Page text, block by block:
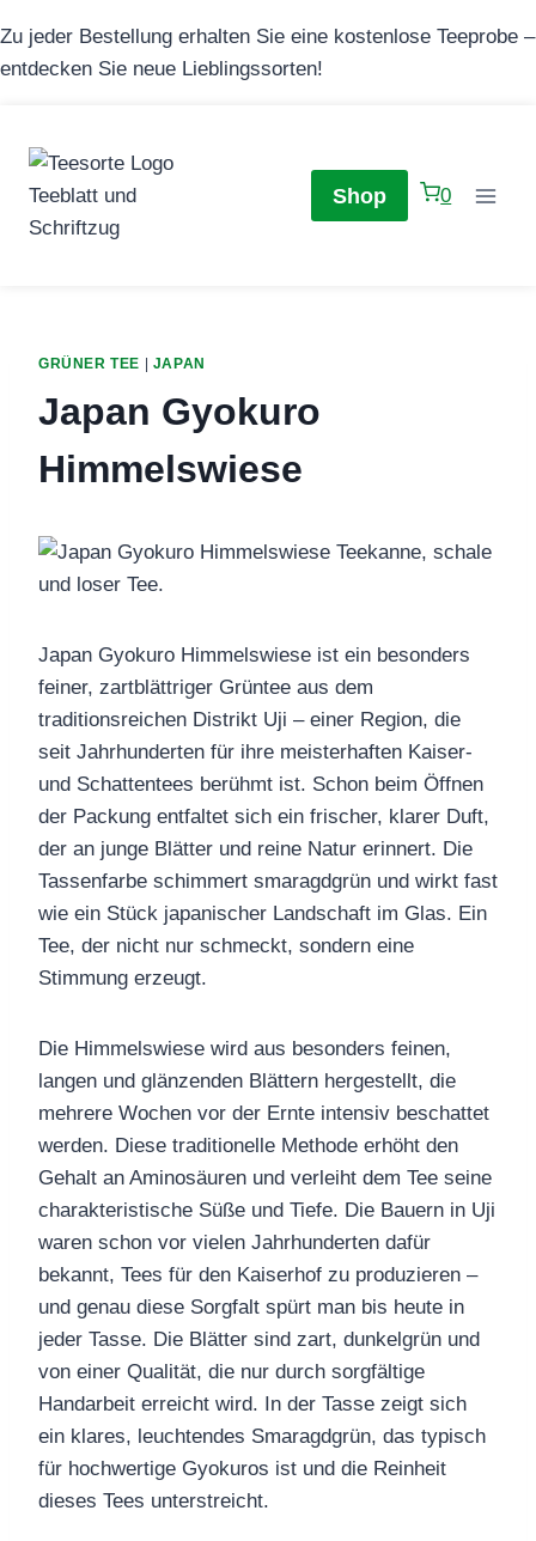
Inhalt
springen
Zu jeder Bestellung erhalten Sie eine kostenlose Teeprobe –
entdecken Sie neue Lieblingssorten!
Shop 0
GRÜNER TEE JAPAN
Japan Gyokuro
Himmelswiese
Japan Gyokuro Himmelswiese ist ein besonders
feiner, zartblättriger Grüntee aus dem
traditionsreichen Distrikt Uji – einer Region, die
seit Jahrhunderten für ihre meisterhaften Kaiser‑
und Schattentees berühmt ist. Schon beim Öffnen
der Packung entfaltet sich ein frischer, klarer Duft,
der an junge Blätter und reine Natur erinnert. Die
Tassenfarbe schimmert smaragdgrün und wirkt fast
wie ein Stück japanischer Landschaft im Glas. Ein
Tee, der nicht nur schmeckt, sondern eine
Stimmung erzeugt.
Die Himmelswiese wird aus besonders feinen,
langen und glänzenden Blättern hergestellt, die
mehrere Wochen vor der Ernte intensiv beschattet
werden. Diese traditionelle Methode erhöht den
Gehalt an Aminosäuren und verleiht dem Tee seine
charakteristische Süße und Tiefe. Die Bauern in Uji
waren schon vor vielen Jahrhunderten dafür
bekannt, Tees für den Kaiserhof zu produzieren –
und genau diese Sorgfalt spürt man bis heute in
jeder Tasse. Die Blätter sind zart, dunkelgrün und
von einer Qualität, die nur durch sorgfältige
Handarbeit erreicht wird. In der Tasse zeigt sich
ein klares, leuchtendes Smaragdgrün, das typisch
für hochwertige Gyokuros ist und die Reinheit
dieses Tees unterstreicht.